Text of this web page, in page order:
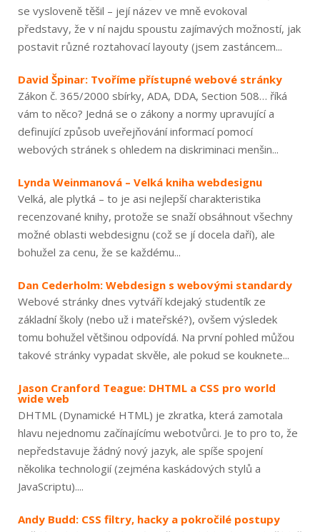
se vysloveně těšil – její název ve mně evokoval
představy, že v ní najdu spoustu zajímavých možností, jak
postavit různé roztahovací layouty (jsem zastáncem...
David Špinar: Tvoříme přístupné webové stránky
Zákon č. 365/2000 sbírky, ADA, DDA, Section 508… říká
vám to něco? Jedná se o zákony a normy upravující a
definující způsob uveřejňování informací pomocí
webových stránek s ohledem na diskriminaci menšin...
Lynda Weinmanová – Velká kniha webdesignu
Velká, ale plytká – to je asi nejlepší charakteristika
recenzované knihy, protože se snaží obsáhnout všechny
možné oblasti webdesignu (což se jí docela daří), ale
bohužel za cenu, že se každému...
Dan Cederholm: Webdesign s webovými standardy
Webové stránky dnes vytváří kdejaký studentík ze
základní školy (nebo už i mateřské?), ovšem výsledek
tomu bohužel většinou odpovídá. Na první pohled můžou
takové stránky vypadat skvěle, ale pokud se kouknete...
Jason Cranford Teague: DHTML a CSS pro world
wide web
DHTML (Dynamické HTML) je zkratka, která zamotala
hlavu nejednomu začínajícímu webotvůrci. Je to pro to, že
nepředstavuje žádný nový jazyk, ale spíše spojení
několika technologií (zejména kaskádových stylů a
JavaScriptu)....
Andy Budd: CSS filtry, hacky a pokročilé postupy